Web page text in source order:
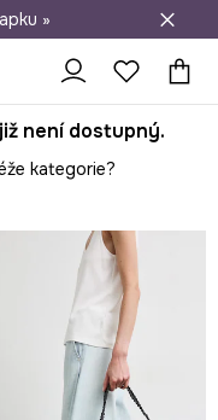
1 200 Kč
»
není dostupný.
kategorie?